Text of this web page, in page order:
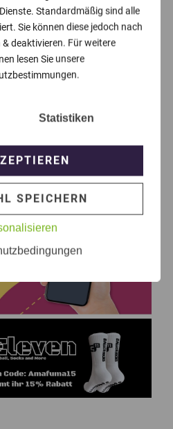
Standardmäßig sind alle
Sie können diese jedoch nach
& deaktivieren. Für weitere
lesen Sie unsere
Statistiken
SPEICHERN